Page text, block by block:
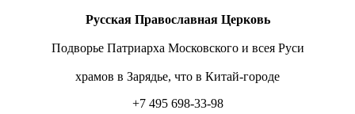
Русская Православная Церковь
Подворье Патриарха Московского и всея Руси
храмов в Зарядье, что в Китай-городе
+7 495 698-33-98